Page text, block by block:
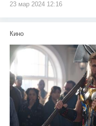
23 мар 2024 12:16
Кино